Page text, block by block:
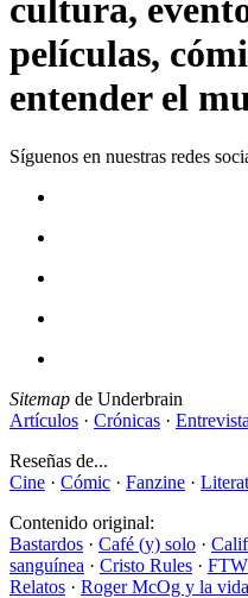
cultura,
películas,
entender el
Síguenos en nuestras redes
Sitemap de Underbrain
Artículos · Crónicas ·
Reseñas de...
Cine · Cómic · Fanzine ·
Contenido original:
Bastardos · Café (y) solo ·
sanguínea · Cristo Rules · FTW
Relatos · Roger McOg y la vida